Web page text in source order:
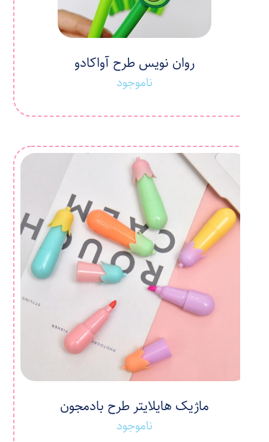
روان نویس طرح آواکادو
ناموجود
ماژیک هایلایتر طرح بادمجون
ناموجود